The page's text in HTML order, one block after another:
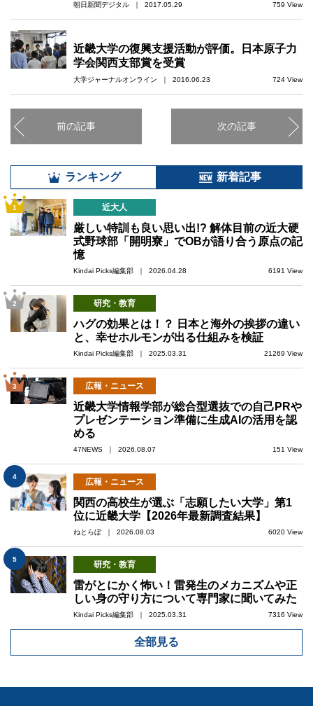
朝日新聞デジタル ｜ 2017.05.29 759 View
近畿大学の復興支援活動が評価。日本原子力
学会関西支部賞を受賞
大学ジャーナルオンライン ｜ 2016.06.23 724 View
前の記事 次の記事
ランキング 新着記事
1 近大人
厳しい特訓も良い思い出!? 解体目前の近大硬
式野球部「開明寮」でOBが語り合う原点の記
憶
Kindai Picks編集部 ｜ 2026.04.28 6191 View
2 研究・教育
ハグの効果とは！？ 日本と海外の挨拶の違い
と、幸せホルモンが出る仕組みを検証
Kindai Picks編集部 ｜ 2025.03.31 21269 View
3 広報・ニュース
近畿大学情報学部が総合型選抜での自己PRや
プレゼンテーション準備に生成AIの活用を認
める
47NEWS ｜ 2026.08.07 151 View
4
広報・ニュース
関西の高校生が選ぶ「志願したい大学」第1
位に近畿大学【2026年最新調査結果】
ねとらぼ ｜ 2026.08.03 6020 View
5
研究・教育
雷がとにかく怖い！雷発生のメカニズムや正
しい身の守り方について専門家に聞いてみた
Kindai Picks編集部 ｜ 2025.03.31 7316 View
全部見る